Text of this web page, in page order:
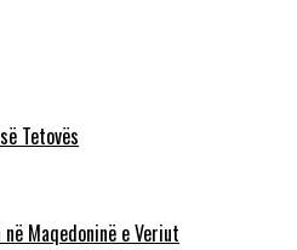
Tetovës
Maqedoninë e Veriut